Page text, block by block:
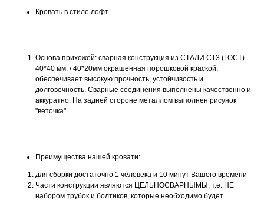
Кровать в стиле лофт
Основа прихожей: сварная конструкция из СТАЛИ СТ3 (ГОСТ)
40*40 мм, / 40*20мм окрашенная порошковой краской,
обеспечивает высокую прочность, устойчивость и
долговечность. Сварные соединения выполнены качественно и
аккуратно. На задней стороне металлом выполнен рисунок
"веточка".
Преимущества нашей кровати:
для сборки достаточно 1 человека и 10 минут Вашего времени
Части конструкции являются ЦЕЛЬНОСВАРНЫМЫ, т.е. НЕ
набором трубок и болтиков, которые необходимо будет